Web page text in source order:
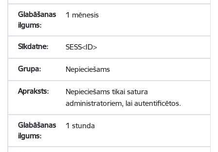
1 mēnesis
SESS<ID>
Nepieciešams
Nepieciešams tikai satura
administratoriem, lai autentificētos.
1 stunda